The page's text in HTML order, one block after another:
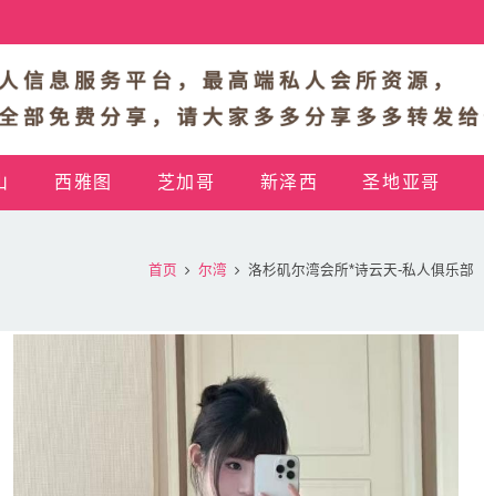
西雅图 芝加哥 新泽西 圣地亚哥
首页 尔湾 洛杉矶尔湾会所*诗云天-私人俱乐部